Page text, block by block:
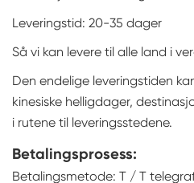
Leveringstid: 20-35 dager
Så vi kan levere til alle land i
Den endelige leveringstiden
kinesiske helligdager,
i rutene til leveringsstedene.
Betalingsprosess:
Betalingsmetode: T / T